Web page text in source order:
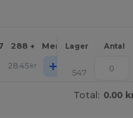
288 + Mere Lager Antal
28.45 kr + 547
Total: 0.00